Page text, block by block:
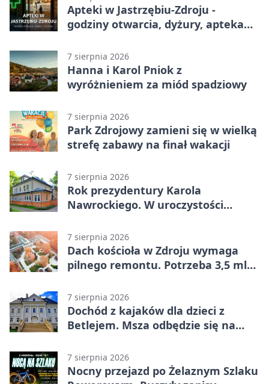
Apteki w Jastrzębiu-Zdroju -
godziny otwarcia, dyżury, apteka
7 sierpnia 2026
Hanna i Karol Pniok z
wyróżnieniem za miód spadziowy
7 sierpnia 2026
Park Zdrojowy zamieni się w wielką
strefę zabawy na finał wakacji
7 sierpnia 2026
Rok prezydentury Karola
Nawrockiego. W uroczystości
7 sierpnia 2026
Dach kościoła w Zdroju wymaga
pilnego remontu. Potrzeba 3,5 mln
7 sierpnia 2026
Dochód z kajaków dla dzieci z
Betlejem. Msza odbędzie się na
7 sierpnia 2026
Nocny przejazd po Żelaznym Szlaku